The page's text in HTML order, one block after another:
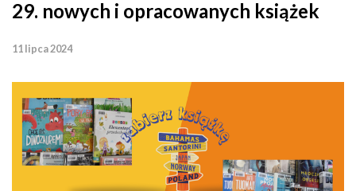
29. nowych i opracowanych książek
11 lipca 2024